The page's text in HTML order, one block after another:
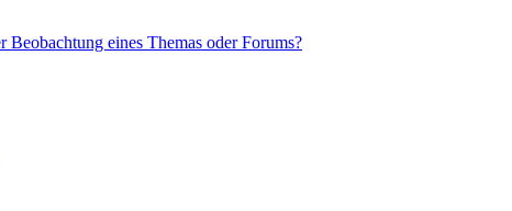
eines Themas oder Forums?